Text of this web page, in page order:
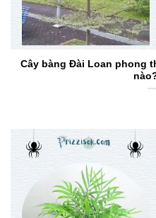
Cây bàng Đài Loan phong